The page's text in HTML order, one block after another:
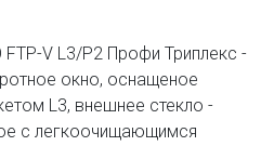
V L3/P2 Профи Триплекс -
окно, оснащеное
L3, внешнее стекло -
с легкоочищающимся